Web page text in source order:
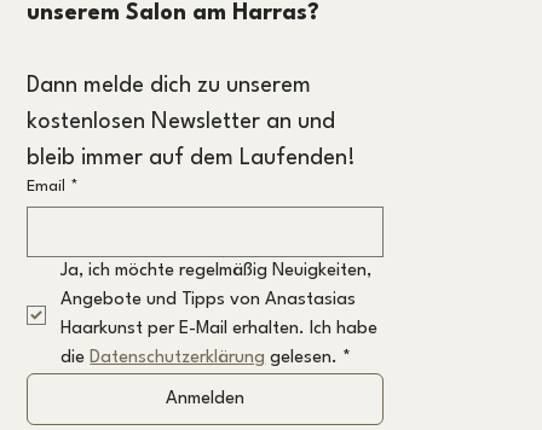
unserem Salon am Harras?
Dann melde dich zu unserem
kostenlosen Newsletter an und
bleib immer auf dem Laufenden!
Email *
Ja, ich möchte regelmäßig Neuigkeiten,
Angebote und Tipps von Anastasias
Haarkunst per E-Mail erhalten. Ich habe
die Datenschutzerklärung gelesen. *
Anmelden